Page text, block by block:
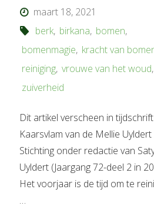
maart 18, 2021
berk, birkana, bomen,
bomenmagie, kracht van
reiniging, vrouwe van het woud,
zuiverheid
Dit artikel verscheen in
Kaarsvlam van de Mellie Uyldert
Stichting onder redactie van
Uyldert (Jaargang 72-deel 2 in
Het voorjaar is de tijd om te
…